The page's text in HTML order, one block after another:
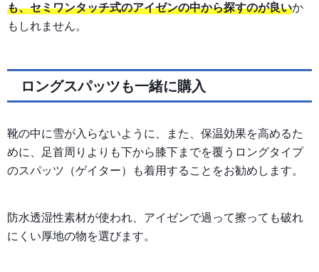
も、セミワンタッチ式のアイゼンの中から探すのが良いか
もしれません。
ロングスパッツも一緒に購入
靴の中に雪が入らないように、また、保温効果を高めるた
めに、足首周りよりも下から膝下までを覆うロングタイプ
のスパッツ（ゲイター）も着用することをお勧めします。
防水透湿性素材が使われ、アイゼンで過って擦っても破れ
にくい厚地の物を選びます。